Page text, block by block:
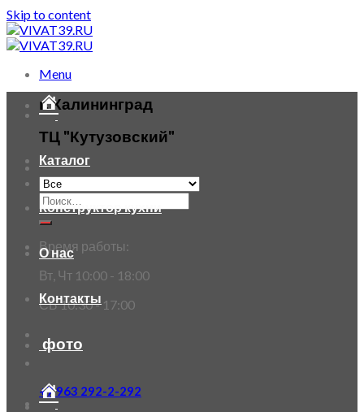
Skip to content
Menu
г. Калининград
ТЦ "Кутузовский"
Время работы:
Вт, Чт 10:00 - 18:00
СБ 10:30 - 17:00
+7 963 292-2-292
Каталог
Конструктор кухни
О нас
Контакты
фото